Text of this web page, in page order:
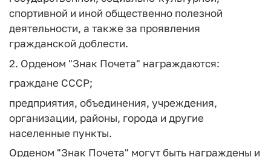
спортивной и иной общественно полезной
деятельности, а также за проявления
гражданской доблести.
2. Орденом "Знак Почета" награждаются:
граждане СССР;
предприятия, объединения, учреждения,
организации, районы, города и другие
населенные пункты.
Орденом "Знак Почета" могут быть награждены и